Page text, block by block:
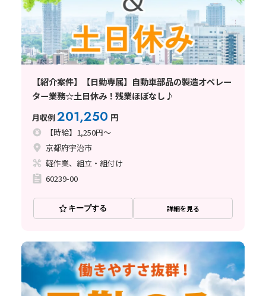
【紹介案件】【日勤専属】自動車部品の製造オペレー
ター業務☆土日休み！残業ほぼなし♪
月収例201,250 円
【時給】1,250円～
京都府宇治市
軽作業、組立・組付け
60239-00
キープする 詳細を見る